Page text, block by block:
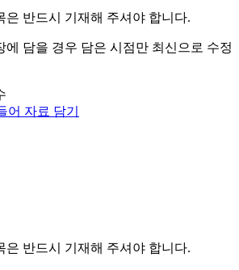
은 반드시 기재해 주셔야 합니다.
에 담을 경우 담은 시점만 최신으로 수정
어 자료 담기
은 반드시 기재해 주셔야 합니다.